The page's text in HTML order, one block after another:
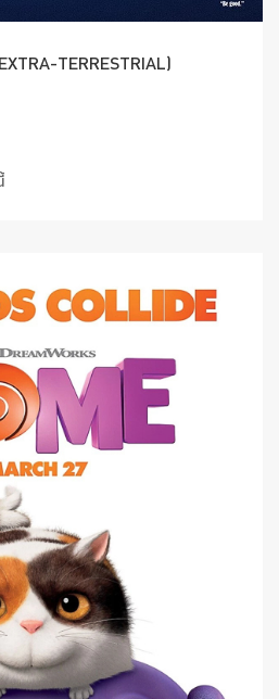
TERRESTRIAL)